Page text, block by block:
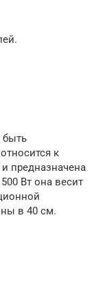
быть
к
предназначена
Вт она весит
в 40 см.